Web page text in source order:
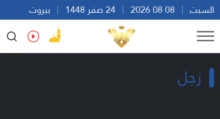
السبت
بيروت
19:12
Ar En Fr Es
زجل